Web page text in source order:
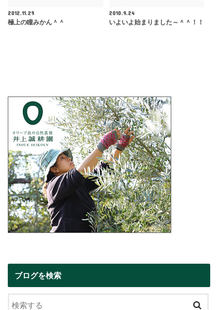
2012.11.29
極上の瞳みかん＾＾
2010.9.24
いよいよ始まりました～＾＾！！
ブログを検索